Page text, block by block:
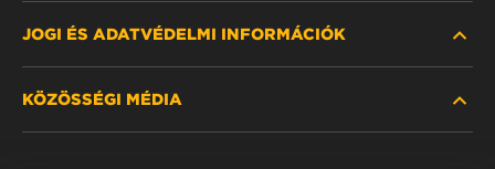
HOL KAPHATÓ
JOGI ÉS ADATVÉDELMI INFORMÁCIÓK
KÖZÖSSÉGI MÉDIA